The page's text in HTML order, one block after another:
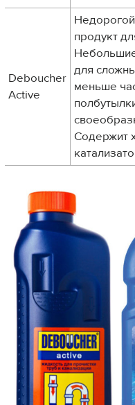
Deboucher
Active
продукт
для
меньше
Содержит